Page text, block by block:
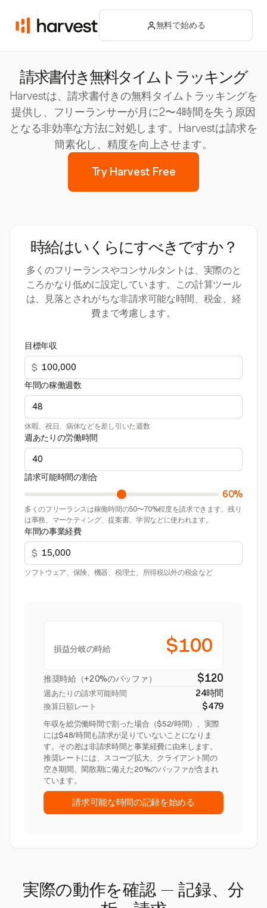
無料で始める
請求書付き無料タイムトラッキング
Harvestは、請求書付きの無料タイムトラッキングを
提供し、フリーランサーが月に2〜4時間を失う原因
となる非効率な方法に対処します。Harvestは請求を
簡素化し、精度を向上させます。
Try Harvest Free
時給はいくらにすべきですか？
多くのフリーランスやコンサルタントは、実際のと
ころかなり低めに設定しています。この計算ツール
は、見落とされがちな非請求可能な時間、税金、経
費まで考慮します。
目標年収
$
年間の稼働週数
休暇、祝日、病休などを差し引いた週数
週あたりの労働時間
請求可能時間の割合
60%
多くのフリーランスは稼働時間の50〜70%程度を請求できます。残り
は事務、マーケティング、提案書、学習などに使われます。
年間の事業経費
$
ソフトウェア、保険、機器、税理士、所得税以外の税金など
損益分岐の時給 $100
推奨時給（+20%のバッファ） $120
週あたりの請求可能時間 24時間
換算日額レート $479
年収を総労働時間で割った場合（$52/時間）、実際
には$48/時間も請求が足りていないことになりま
す。その差は非請求時間と事業経費に由来します。
推奨レートには、スコープ拡大、クライアント間の
空き期間、閑散期に備えた20%のバッファが含まれ
ています。
請求可能な時間の記録を始める
実際の動作を確認 — 記録、分